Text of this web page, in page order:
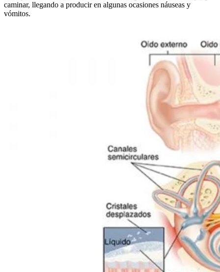
caminar, llegando a producir en algunas ocasiones náuseas y
vómitos.